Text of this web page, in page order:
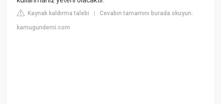
Kaynak kaldırma talebi |Cevabın tamamını burada okuyun:
kamugundemi.com